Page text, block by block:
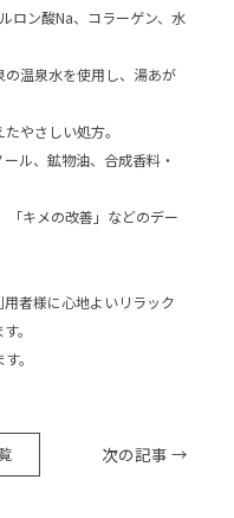
ロン酸Na、コラーゲン、水
の温泉水を使用し、湯あが
やさしい処方。
ル、鉱物油、合成香料・
「キメの改善」などのデー
者様に心地よいリラック
。
。
次の記事 →